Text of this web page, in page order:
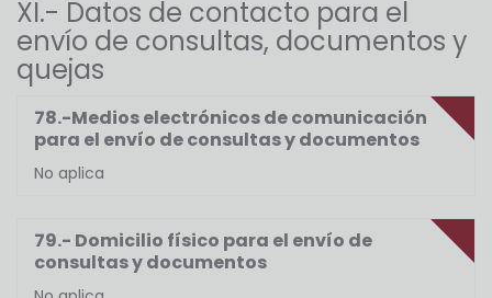
XI.- Datos de contacto para el
envío de consultas, documentos y
quejas
78.-Medios electrónicos de comunicación
para el envío de consultas y documentos
No aplica
79.- Domicilio físico para el envío de
consultas y documentos